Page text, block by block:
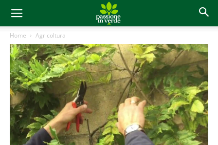
Home Agricoltura